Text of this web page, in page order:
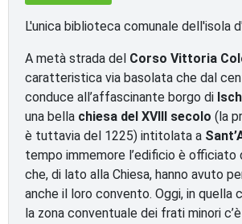
L'unica biblioteca comunale dell'isola
A metà strada del Corso Vittoria
caratteristica via basolata che dal
conduce all’affascinante borgo di
una bella chiesa del XVIII secolo (la
è tuttavia del 1225) intitolata a
tempo immemore l’edificio è officiato
che, di lato alla Chiesa, hanno avuto
anche il loro convento. Oggi, in quella
la zona conventuale dei frati minori